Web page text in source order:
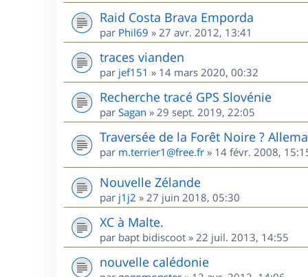
Raid Costa Brava Emporda
par Phil69 » 27 avr. 2012, 13:41
traces vianden
par jef151 » 14 mars 2020, 00:32
Recherche tracé GPS Slovénie
par Sagan » 29 sept. 2019, 22:05
Traversée de la Forêt Noire ?
par m.terrier1@free.fr » 14 févr. 2008,
Nouvelle Zélande
par j1j2 » 27 juin 2018, 05:30
XC à Malte.
par bapt bidiscoot » 22 juil. 2013, 14:55
nouvelle calédonie